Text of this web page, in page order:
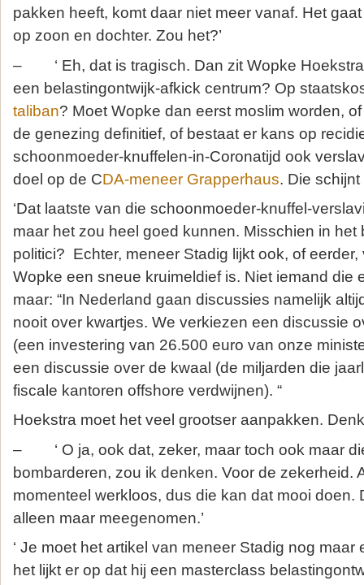
pakken heeft, komt daar niet meer vanaf. Het
op zoon en dochter. Zou het?’
– ‘ Eh, dat is tragisch. Dan zit Wopke Hoekstra
een belastingontwijk-afkick centrum? Op
taliban? Moet Wopke dan eerst moslim worden,
de genezing definitief, of bestaat er kans op
schoonmoeder-knuffelen-in-Coronatijd ook
doel op de CDA-meneer Grapperhaus. Die schijnt
‘Dat laatste van die schoonmoeder-knuffel-
maar het zou heel goed kunnen. Misschien in het
politici? Echter, meneer Stadig lijkt ook, of
Wopke een sneue kruimeldief is. Niet iemand die
maar: “In Nederland gaan discussies namelijk
nooit over kwartjes. We verkiezen een discussie
(een investering van 26.500 euro van onze
een discussie over de kwaal (de miljarden die
fiscale kantoren ­offshore verdwijnen). “
Hoekstra moet het veel grootser aanpakken. Denk
– ‘ O ja, ook dat, zeker, maar toch ook maar
bombarderen, zou ik denken. Voor de zekerheid.
momenteel werkloos, dus die kan dat mooi doen.
alleen maar meegenomen.’
‘ Je moet het artikel van meneer Stadig nog
het lijkt er op dat hij een masterclass